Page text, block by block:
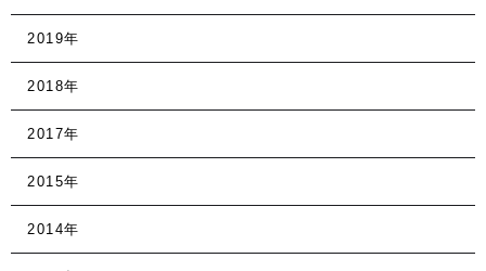
2019年
2018年
2017年
2015年
2014年